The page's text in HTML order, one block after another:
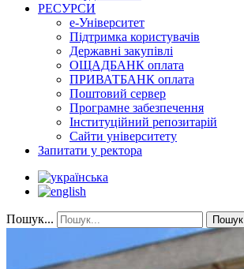
РЕСУРСИ
е-Університет
Підтримка користувачів
Державні закупівлі
ОЩАДБАНК оплата
ПРИВАТБАНК оплата
Поштовий сервер
Програмне забезпечення
Інституційний репозитарій
Сайти університету
Запитати у ректора
Пошук... Пошук